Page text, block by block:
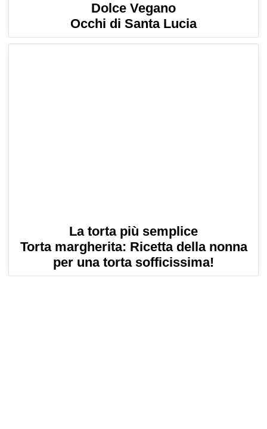
Dolce Vegano
Occhi di Santa Lucia
La torta più semplice
Torta margherita: Ricetta della nonna
per una torta sofficissima!